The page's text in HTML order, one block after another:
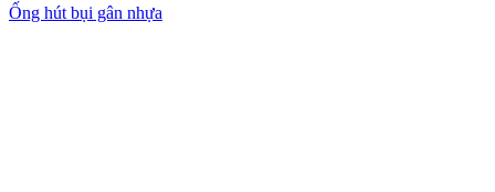
Ống hút bụi gân nhựa